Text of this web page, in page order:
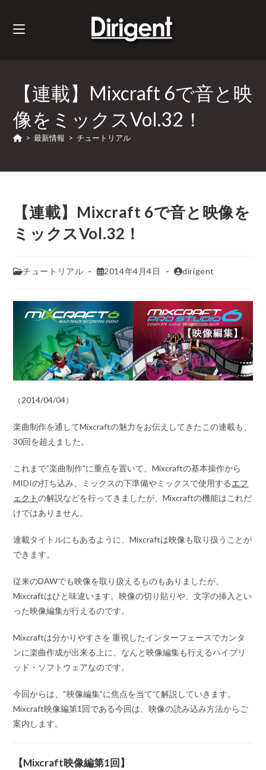
【連載】Mixcraft 6で音と映
像をミックスVol.32！
> 最新情報 > チュートリアル
【連載】Mixcraft 6で音と映像を
ミックスVol.32！
チュートリアル 2014年4月4日 dirigent
（2014/04/04）
楽曲制作を通してMixcraftの魅力をお伝えしてきたこの連載も、
30回を超えました。
これまで”楽曲制作”に重点を置いて、Mixcraftの基本操作から
MIDIの打ち込み、ミックスの下準備やミックスで使用するエフ
ェクトの解説などを行ってきましたが、Mixcraftの機能はこれだ
けではありません。
連載タイトルにもあるように、Mixcraftは映像も取り扱うことが
できます。
従来のDAWでも映像を取り扱えるものもありましたが、
Mixcraftはひと味違います。映像の切り貼りや、文字の挿入とい
った映像編集が行えるのです。
Mixcraftは分かりやすさを 重視したインターフェースでカンタ
ンに楽曲作成が出来る上に、なんと映像編集も行えるハイブリ
ッド・ソフトウェアなのです。
今回からは、 “映像編集”に焦点を当てて解説していきます。
Mixcraft映像編第1回である今回は、映像の読み込み方法からご
案内します。
【Mixcraft映像編第1回】